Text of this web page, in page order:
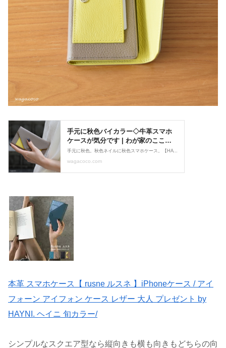
本革 スマホケース【 rusne ルスネ 】iPhoneケース / アイ
フォーン アイフォン ケース レザー 大人 プレゼント by
HAYNI. ヘイニ 旬カラー/
シンプルなスクエア型なら縦向きも横も向きもどちらの向